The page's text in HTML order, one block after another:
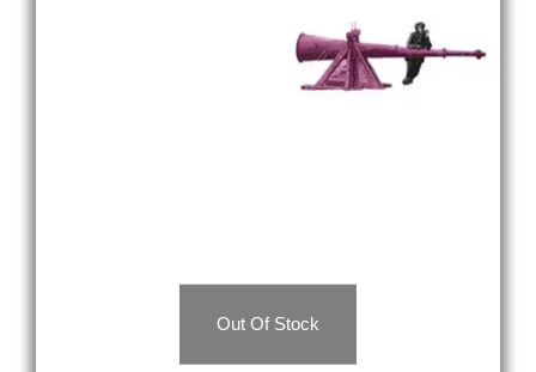
Out Of Stock